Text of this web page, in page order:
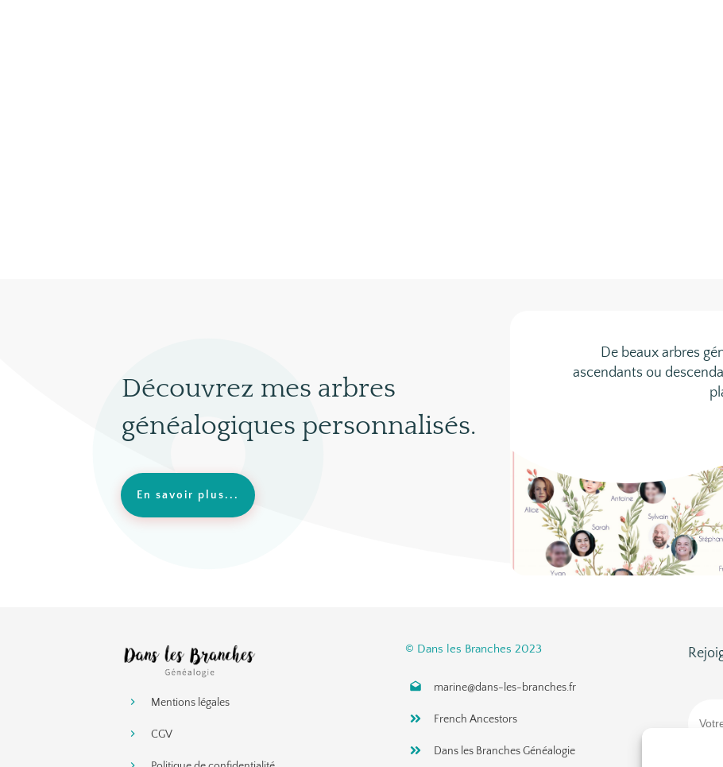
Découvrez mes arbres
généalogiques personnalisés.
En savoir plus...
De beaux arbres
ascendants ou
Mentions légales
CGV
© Dans les Branches 2023
marine@dans-les-branches.fr
French Ancestors
Dans les Branches Généalogie